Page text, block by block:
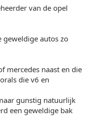
van de opel
geweldige autos zo
mercedes naast en die
die v6 en
gunstig natuurlijk
een geweldige bak